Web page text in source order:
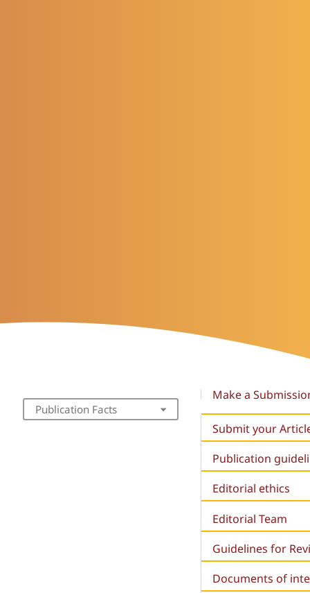
Publication Facts
Make a
Submit your
Publication
Editorial ethics
Editorial Team
Guidelines for
Documents of